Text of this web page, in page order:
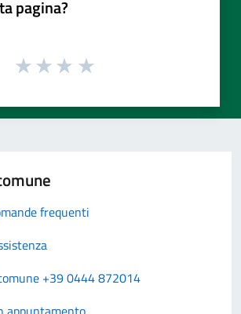
pagina?
frequenti
+39 0444 872014